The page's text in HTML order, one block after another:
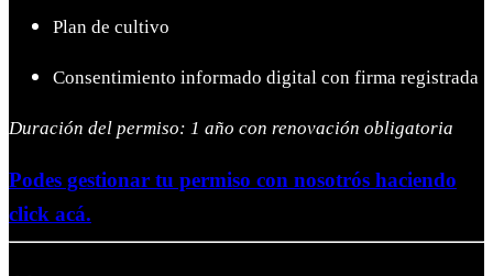
Plan de cultivo
Consentimiento informado digital con firma registrada
Duración del permiso: 1 año con renovación obligatoria
Podes gestionar tu permiso con nosotrós haciendo
click acá.